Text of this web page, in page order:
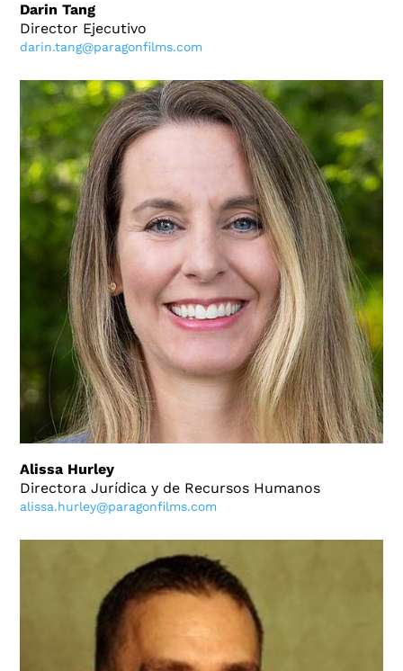
Darin Tang
Director Ejecutivo
darin.tang@paragonfilms.com
Alissa Hurley
Directora Jurídica y de Recursos Humanos
alissa.hurley@paragonfilms.com